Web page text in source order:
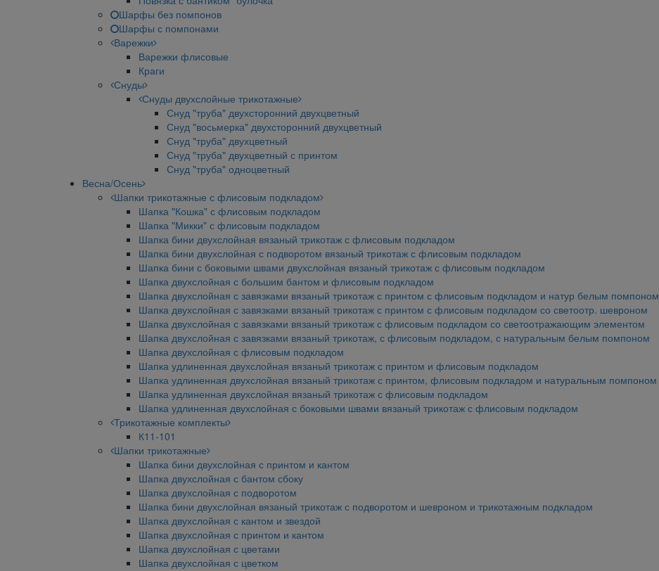
Шарфы без помпонов
Шарфы с помпонами
Варежки
Варежки флисовые
Краги
Снуды
Снуды двухслойные трикотажные
Снуд "труба" двухсторонний двухцветный
Снуд "восьмерка" двухсторонний двухцветный
Снуд "труба" двухцветный
Снуд "труба" двухцветный с принтом
Снуд "труба" одноцветный
Весна/Осень
Шапки трикотажные с флисовым подкладом
Шапка "Кошка" с флисовым подкладом
Шапка "Микки" с флисовым подкладом
Шапка бини двухслойная вязаный трикотаж с флисовым подкладом
Шапка бини двухслойная с подворотом вязаный трикотаж с флисовым подкладом
Шапка бини с боковыми швами двухслойная вязаный трикотаж с флисовым подкладом
Шапка двухслойная с большим бантом и флисовым подкладом
Шапка двухслойная с завязками вязаный трикотаж с принтом с флисовым подкладом и натур белым помпоном
Шапка двухслойная с завязками вязаный трикотаж с принтом с флисовым подкладом со светоотр. шевроном
Шапка двухслойная с завязками вязаный трикотаж с флисовым подкладом со светоотражающим элементом
Шапка двухслойная с завязками вязаный трикотаж, с флисовым подкладом, с натуральным белым помпоном
Шапка двухслойная с флисовым подкладом
Шапка удлиненная двухслойная вязаный трикотаж с принтом и флисовым подкладом
Шапка удлиненная двухслойная вязаный трикотаж с принтом, флисовым подкладом и натуральным помпоном
Шапка удлиненная двухслойная вязаный трикотаж с флисовым подкладом
Шапка удлиненная двухслойная с боковыми швами вязаный трикотаж с флисовым подкладом
Трикотажные комплекты
К11-101
Шапки трикотажные
Шапка бини двухслойная с принтом и кантом
Шапка двухслойная с бантом сбоку
Шапка двухслойная с подворотом
Шапка бини двухслойная вязаный трикотаж с подворотом и шевроном и трикотажным подкладом
Шапка двухслойная с кантом и звездой
Шапка двухслойная с принтом и кантом
Шапка двухслойная с цветами
Шапка двухслойная с цветком